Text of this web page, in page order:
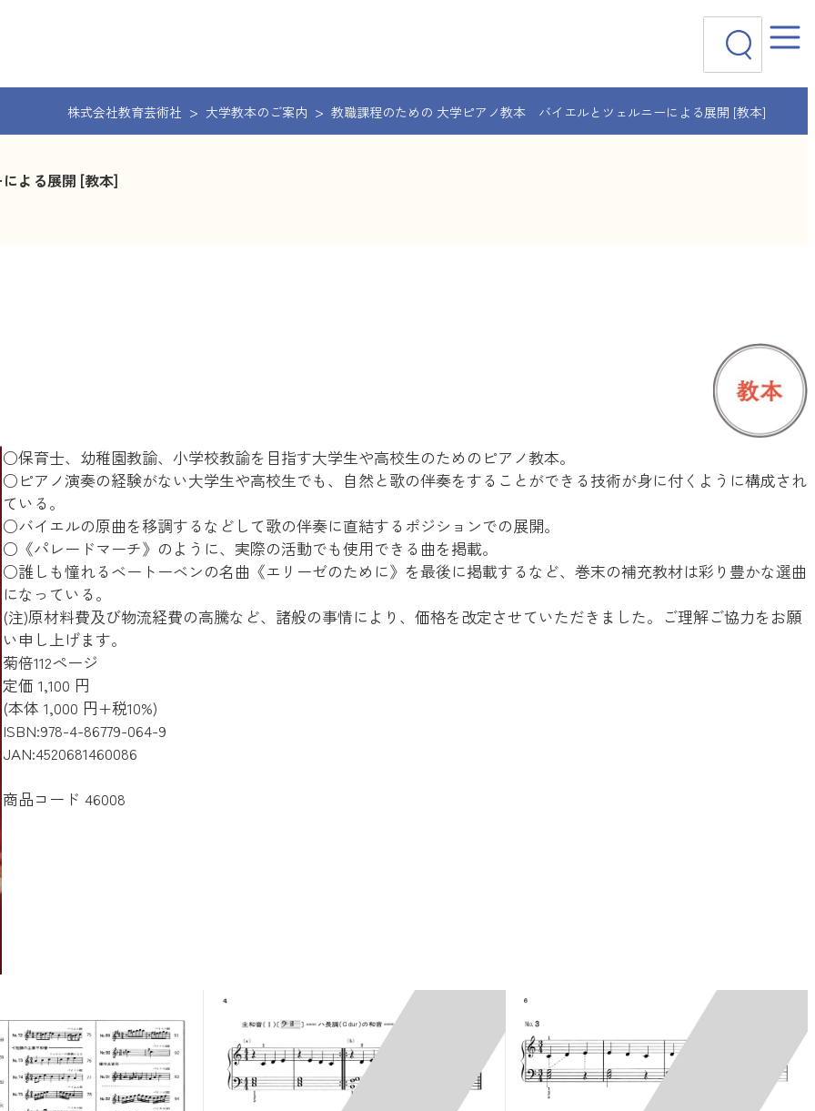
株式会社教育芸術社 大学教本のご案内 教職課程のための 大学ピアノ教本 バイエルとツェルニーによる展開 [教本]
よる展開 [教本]
○保育士、幼稚園教諭、小学校教諭を目指す大学生や高校生のためのピアノ教本。
○ピアノ演奏の経験がない大学生や高校生でも、自然と歌の伴奏をすることができる技術が身に付くように構成され
ている。
○バイエルの原曲を移調するなどして歌の伴奏に直結するポジションでの展開。
○《パレードマーチ》のように、実際の活動でも使用できる曲を掲載。
○誰しも憧れるベートーベンの名曲《エリーゼのために》を最後に掲載するなど、巻末の補充教材は彩り豊かな選曲
になっている。
(注)原材料費及び物流経費の高騰など、諸般の事情により、価格を改定させていただきました。ご理解ご協力をお願
い申し上げます。
菊倍112ページ
定価 1,100 円
(本体 1,000 円+税10%)
ISBN:978-4-86779-064-9
JAN:4520681460086
商品コード 46008